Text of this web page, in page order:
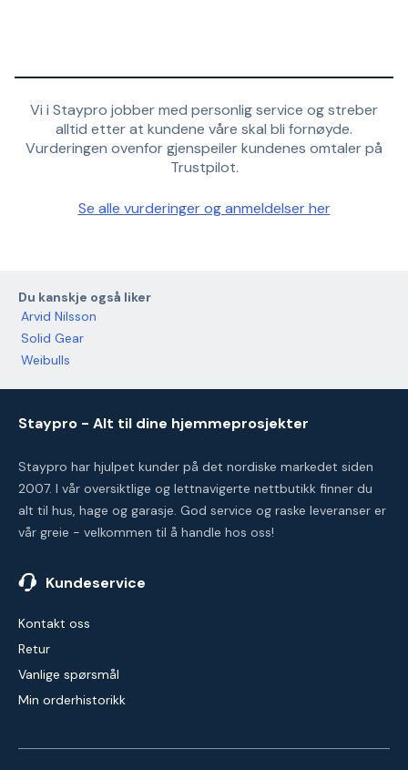
Vi i Staypro jobber med personlig service og streber
alltid etter at kundene våre skal bli fornøyde.
Vurderingen ovenfor gjenspeiler kundenes omtaler på
Trustpilot.
Se alle vurderinger og anmeldelser her
Du kanskje også liker
Arvid Nilsson
Solid Gear
Weibulls
Staypro - Alt til dine hjemmeprosjekter
Staypro har hjulpet kunder på det nordiske markedet siden
2007. I vår oversiktlige og lettnavigerte nettbutikk finner du
alt til hus, hage og garasje. God service og raske leveranser er
vår greie - velkommen til å handle hos oss!
Kundeservice
Kontakt oss
Retur
Vanlige spørsmål
Min orderhistorikk